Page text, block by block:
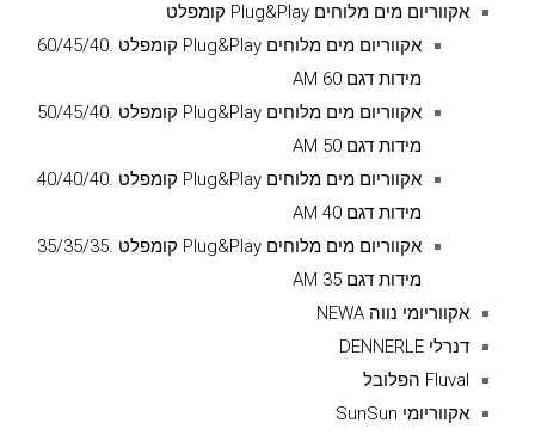
אקווריום מים מלוחים Plug&Play קומפלט
אקווריום מים מלוחים Plug&Play קומפלט .60/45/40
מידות דגם AM 60
אקווריום מים מלוחים Plug&Play קומפלט .50/45/40
מידות דגם AM 50
אקווריום מים מלוחים Plug&Play קומפלט .40/40/40
מידות דגם AM 40
אקווריום מים מלוחים Plug&Play קומפלט .35/35/35
מידות דגם AM 35
אקווריומי נווה NEWA
דנרלי DENNERLE
Fluval הפלובל
אקווריומי SunSun